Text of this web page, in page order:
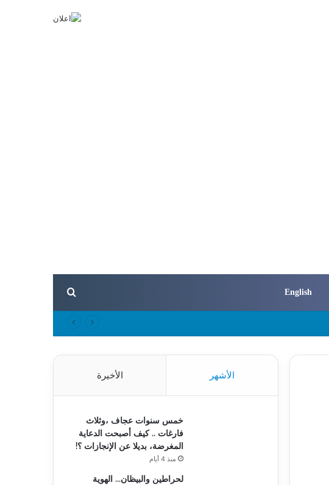
English بحث عن
الأشهر الأخيرة
خمس سنوات عجاف ،وثلاث
فارغات .. كيف أصبحت الدعاية
المغرضة، بديلا عن الإنجازات ؟!
منذ 4 أيام
لحراطين والبيظان… الهوية